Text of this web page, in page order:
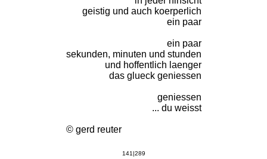
geistig und auch koerperlich
ein paar
ein paar
sekunden, minuten und stunden
und hoffentlich laenger
das glueck geniessen
geniessen
... du weisst
© gerd reuter
141|289